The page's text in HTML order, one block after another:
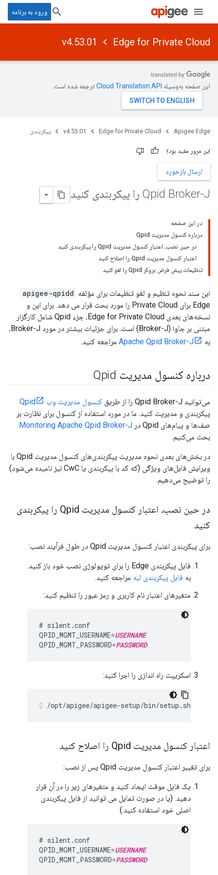
ورود به برنامه
Edge for Private Cloud
v4.53.01
این صفحه به‌وسیله ترجمه شده است.
Apigee Edge
Edge for Private Cloud
v4.53.01 پیکربندی
این مرور مفید بود؟
ارسال بازخورد
Qpid Broker-J را پیکربندی کنید
در این صفحه
درباره کنسول مدیریت Qpid
در حین نصب، اعتبار کنسول مدیریت Qpid را پیکربندی کنید
اعتبار کنسول مدیریت Qpid را اصلاح کنید
تنظیمات پیش فرض بروکر Qpid را لغو کنید
این سند نحوه تنظیم و لغو تنظیمات برای مؤلفه apigee-qpidd
Edge برای Private Cloud را مورد بحث قرار می دهد. برای این و
نسخه‌های بعدی Edge for Private Cloud، جزء Qpid شامل کارگزار
مبتنی بر جاوا (Broker-J) است. برای جزئیات بیشتر در مورد Broker-J،
به
Apache Qpid Broker-J مراجعه کنید.
درباره کنسول مدیریت Qpid
می‌توانید Qpid Broker-J را از طریق
کنسول مدیریت وب Qpid
پیکربندی و مدیریت کنید. ما در مورد استفاده از کنسول برای نظارت بر
صف‌ها و پیام‌های Qpid در
Monitoring Apache Qpid Broker-J
بحث می‌کنیم.
در بخش‌های بعدی نحوه مدیریت پیکربندی‌های کنسول مدیریت Qpid با
ویرایش فایل‌های ویژگی (که کد با پیکربندی یا CwC نیز نامیده می‌شود)
را توضیح می‌دهیم.
در حین نصب، اعتبار کنسول مدیریت Qpid را پیکربندی
کنید
برای پیکربندی اعتبار کنسول مدیریت Qpid در طول فرآیند نصب:
فایل پیکربندی Edge را برای توپولوژی نصب خود باز کنید.
به فایل پیکربندی لبه مراجعه کنید.
متغیرهای اعتبار نام کاربری و رمز عبور را تنظیم کنید:
# silent.conf
QPID_MGMT_USERNAME=USERNAME
QPID_MGMT_PASSWORD=PASSWORD
اسکریپت راه اندازی را اجرا کنید:
/opt/apigee/apigee-setup/bin/setup.sh -p
اعتبار کنسول مدیریت Qpid را اصلاح کنید
برای تغییر اعتبار کنسول مدیریت Qpid پس از نصب:
یک فایل موقت ایجاد کنید و متغیرهای زیر را در آن قرار
دهید. (یا در صورت تمایل می توانید از فایل پیکربندی
اصلی خود استفاده کنید.)
# silent.conf
QPID_MGMT_USERNAME=USERNAME
QPID_MGMT_PASSWORD=PASSWORD